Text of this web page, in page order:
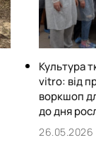
Культура
vitro: від
воркшоп
до дня
26.05.2026